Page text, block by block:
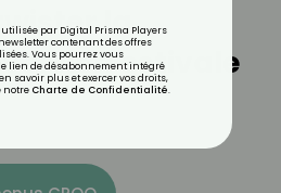
la
estivale
par Digital Prisma Players
contenant des offres
Vous pourrez vous
lien de désabonnement intégré
savoir plus et exercer vos droits,
notre Charte de Confidentialité.